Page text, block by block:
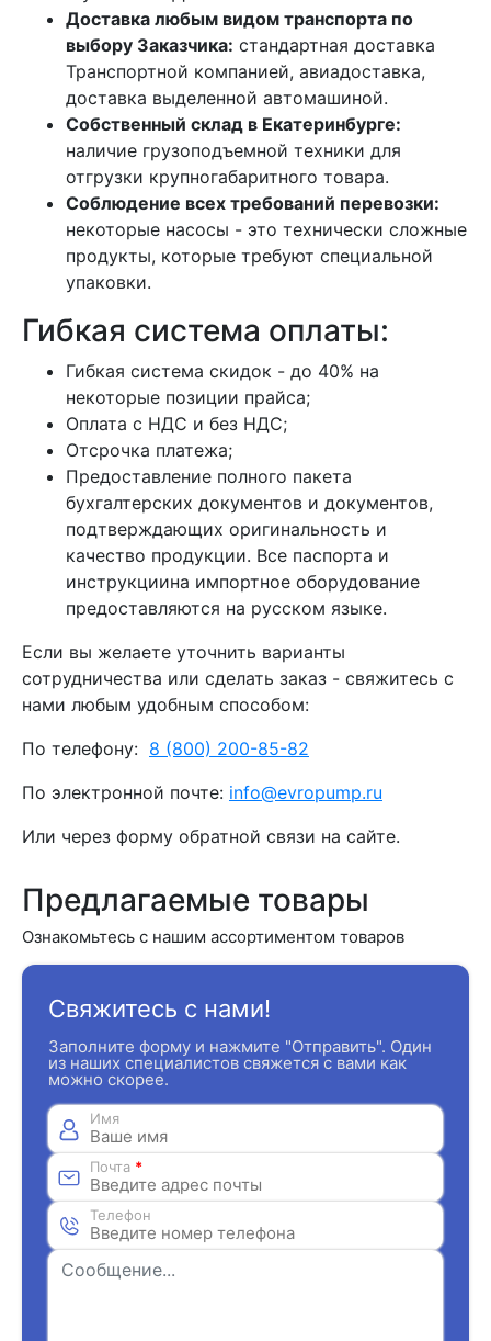
Доставка любым видом транспорта по
выбору Заказчика: стандартная доставка
Транспортной компанией, авиадоставка,
доставка выделенной автомашиной.
Собственный склад в Екатеринбурге:
наличие грузоподъемной техники для
отгрузки крупногабаритного товара.
Соблюдение всех требований перевозки:
некоторые насосы - это технически сложные
продукты, которые требуют специальной
упаковки.
Гибкая система оплаты:
Гибкая система скидок - до 40% на
некоторые позиции прайса;
Оплата с НДС и без НДС;
Отсрочка платежа;
Предоставление полного пакета
бухгалтерских документов и документов,
подтверждающих оригинальность и
качество продукции. Все паспорта и
инструкциина импортное оборудование
предоставляются на русском языке.
Если вы желаете уточнить варианты
сотрудничества или сделать заказ - свяжитесь с
нами любым удобным способом:
По телефону: 8 (800) 200-85-82
По электронной почте: info@evropump.ru
Или через форму обратной связи на сайте.
Предлагаемые товары
Ознакомьтесь с нашим ассортиментом товаров
Свяжитесь с нами!
Заполните форму и нажмите "Отправить". Один
из наших специалистов свяжется с вами как
можно скорее.
Имя
Почта *
Телефон